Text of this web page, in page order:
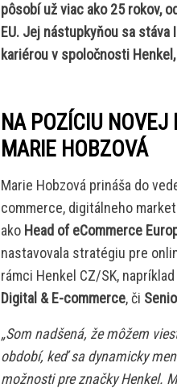
pôsobí už viac ako 25 rokov,
EU. Jej nástupkyňou sa
kariérou v spoločnosti
NA POZÍCIU NOVEJ
MARIE HOBZOVÁ
Marie Hobzová prináša do
commerce, digitálneho
ako Head of eCommerce
nastavovala stratégiu pre
rámci Henkel CZ/SK, napríklad
Digital & E-commerce, či
„Som nadšená, že môžem
období, keď sa dynamicky
možnosti pre značky Henkel.